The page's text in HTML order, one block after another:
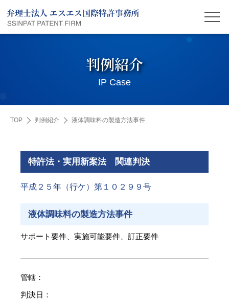
判例紹介
IP Case
TOP 判例紹介 液体調味料の製造方法事件
特許法・実用新案法 関連判決
平成２５年（行ケ）第１０２９９号
液体調味料の製造方法事件
サポート要件、実施可能要件、訂正要件
管轄：
判決日：